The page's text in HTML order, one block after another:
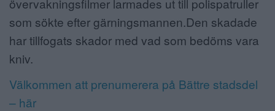
övervakningsfilmer larmades ut till polispatruller
som sökte efter gärningsmannen.Den skadade
har tillfogats skador med vad som bedöms vara
kniv.
Välkommen att prenumerera på Bättre stadsdel
– här